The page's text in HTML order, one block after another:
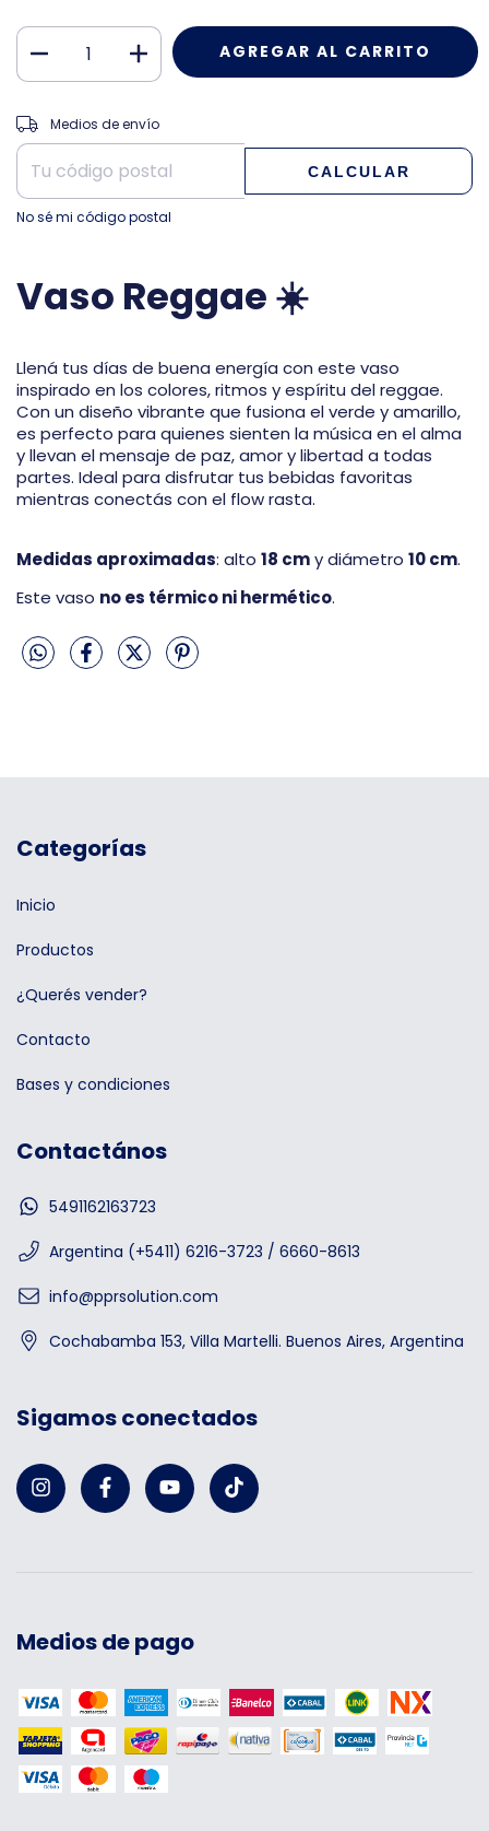
Entregas para el CP:
Medios de envío
CALCULAR
No sé mi código postal
Vaso Reggae☀️
Llená tus días de buena energía con este vaso
inspirado en los colores, ritmos y espíritu del reggae.
Con un diseño vibrante que fusiona el verde y amarillo,
es perfecto para quienes sienten la música en el alma
y llevan el mensaje de paz, amor y libertad a todas
partes. Ideal para disfrutar tus bebidas favoritas
mientras conectás con el flow rasta.
Medidas aproximadas: alto 18 cmy diámetro 10 cm.
Este vaso no es térmico ni hermético.
Categorías
Inicio
Productos
¿Querés vender?
Contacto
Bases y condiciones
Contactános
5491162163723
Argentina (+5411) 6216-3723 / 6660-8613
info@pprsolution.com
Cochabamba 153, Villa Martelli. Buenos Aires, Argentina
Sigamos conectados
Medios de pago